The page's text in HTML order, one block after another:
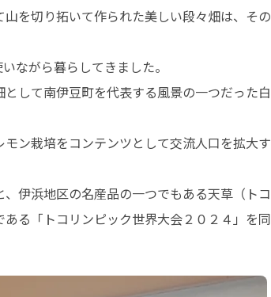
を切り拓いて作られた美しい段々畑は、その
ながら暮らしてきました。
して南伊豆町を代表する風景の一つだった白
ン栽培をコンテンツとして交流人口を拡大す
伊浜地区の名産品の一つでもある天草（トコ
る「トコリンピック世界大会２０２４」を同